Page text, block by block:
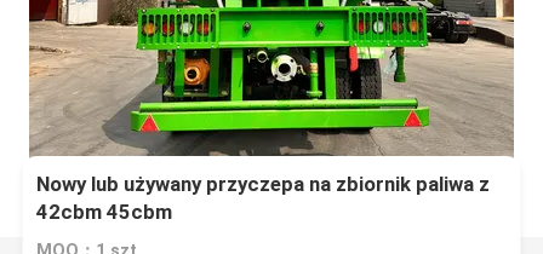
Nowy lub używany przyczepa na zbiornik paliwa z
42cbm 45cbm